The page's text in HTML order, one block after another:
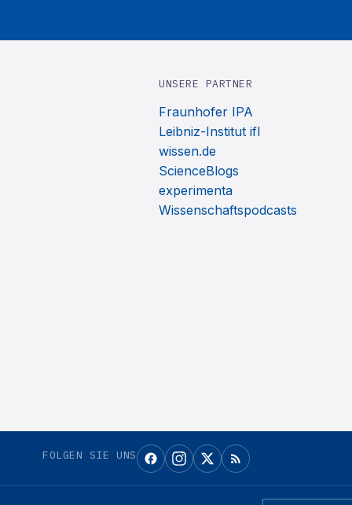
UNSERE PARTNER
Fraunhofer IPA
Leibniz-Institut ifl
wissen.de
ScienceBlogs
experimenta
Wissenschaftspodcasts
FOLGEN SIE UNS